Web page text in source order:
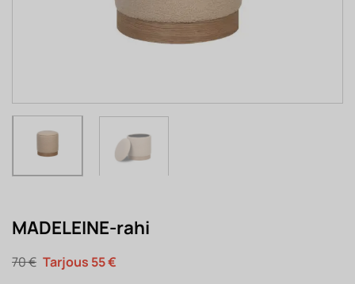
MADELEINE-rahi
70€ Alkuperäinen
hinta
55€Nykyinen